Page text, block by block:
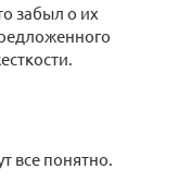
забыл о их
все понятно.